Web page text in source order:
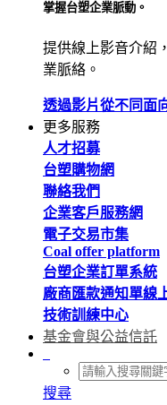
掌握台塑企業脈動。
提供線上影音介紹
業脈絡。
透過影片從不同面
更多服務
人才招募
台塑購物網
聯絡我們
企業客戶服務網
電子交易市集
Coal offer platform
台塑企業訂單系統
廠商匯款通知單線
技術訓練中心
基金會與公益信託
搜尋